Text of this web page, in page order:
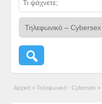
Αρχική » Τηλεφωνικό - Cybersex »